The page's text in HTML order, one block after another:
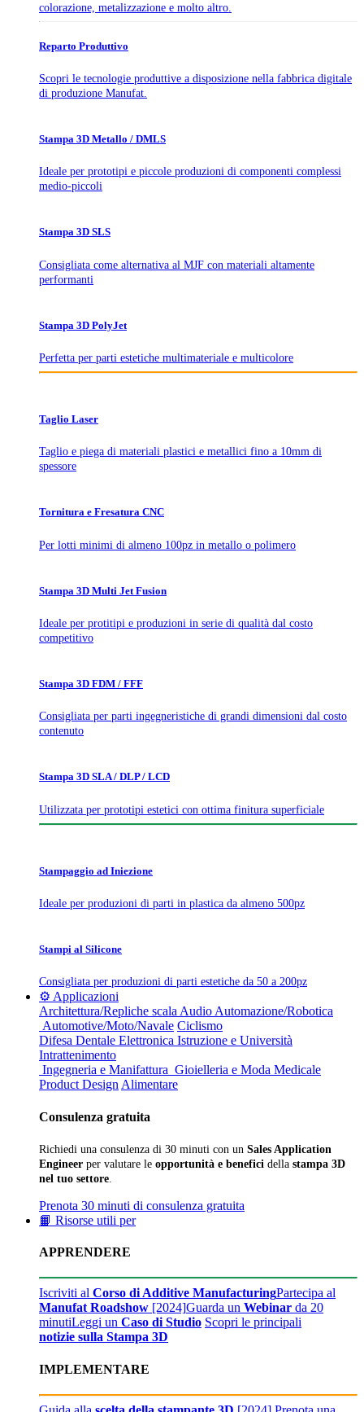
colorazione, metalizzazione e molto altro.
Reparto Produttivo
Scopri le tecnologie produttive a disposizione nella fabbrica digitale
di produzione Manufat.
Stampa 3D Metallo / DMLS
Ideale per prototipi e piccole produzioni di componenti complessi
medio-piccoli
Stampa 3D SLS
Consigliata come alternativa al MJF con materiali altamente
performanti
Stampa 3D PolyJet
Perfetta per parti estetiche multimateriale e multicolore
Taglio Laser
Taglio e piega di materiali plastici e metallici fino a 10mm di
spessore
Tornitura e Fresatura CNC
Per lotti minimi di almeno 100pz in metallo o polimero
Stampa 3D Multi Jet Fusion
Ideale per protitipi e produzioni in serie di qualità dal costo
competitivo
Stampa 3D FDM / FFF
Consigliata per parti ingegneristiche di grandi dimensioni dal costo
contenuto
Stampa 3D SLA / DLP / LCD
Utilizzata per prototipi estetici con ottima finitura superficiale
Stampaggio ad Iniezione
Ideale per produzioni di parti in plastica da almeno 500pz
Stampi al Silicone
Consigliata per produzioni di parti estetiche da 50 a 200pz
⚙️ Applicazioni
Architettura/Repliche scala Audio Automazione/Robotica
Automotive/Moto/Navale Ciclismo
Difesa Dentale Elettronica Istruzione e Università
Intrattenimento
Ingegneria e Manifattura Gioielleria e Moda Medicale
Product Design Alimentare
Consulenza gratuita
Richiedi una consulenza di 30 minuti con un Sales Application
Engineer per valutare le opportunità e benefici della stampa 3D
nel tuo settore
Prenota 30 minuti di consulenza gratuita
📙 Risorse utili per
APPRENDERE
Iscriviti al Corso di Additive ManufacturingPartecipa al
Manufat Roadshow [2024]Guarda un Webinar da 20
minutiLeggi un Caso di Studio Scopri le principali
notizie sulla Stampa 3D
IMPLEMENTARE